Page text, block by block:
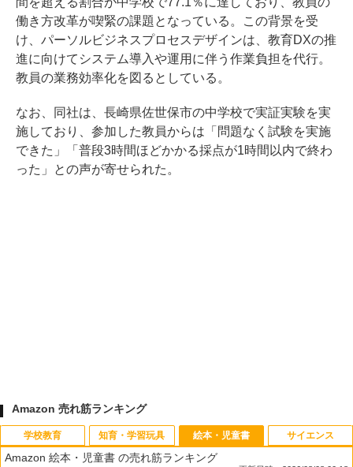
働き方改革が喫緊の課題となっている。この背景を受
け、パーソルビジネスプロセスデザインは、教育DXの推
進に向けてシステム導入や運用に伴う作業負担を代行。
教員の業務効率化を図るとしている。
なお、同社は、長崎県佐世保市の中学校で実証実験を実
施しており、参加した教員からは「問題なく試験を実施
できた」「普段3時間ほどかかる採点が1時間以内で終わ
った」との声が寄せられた。
Amazon 売れ筋ランキング
学校教育 知育・学習玩具 絵本・児童書
Amazon 絵本・児童書 の売れ筋ランキング
サイエンス